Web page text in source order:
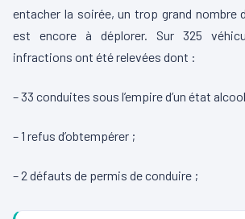
entacher la soirée, un trop grand nombre
est encore à déplorer. Sur 325
infractions ont été relevées dont :
– 33 conduites sous l’empire d’un état
– 1 refus d’obtempérer ;
– 2 défauts de permis de conduire ;